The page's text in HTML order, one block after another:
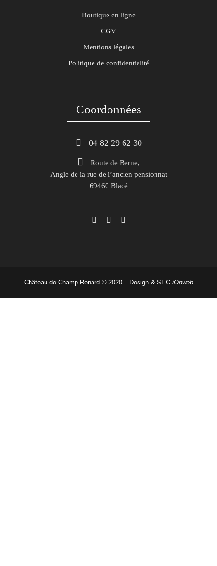
Boutique en ligne
CGV
Mentions légales
Politique de confidentialité
Coordonnées
04 82 29 62 30
Route de Berne,
Angle de la rue de l’ancien pensionnat
69460 Blacé
Château de Champ-Renard © 2020 – Design & SEO iOnweb